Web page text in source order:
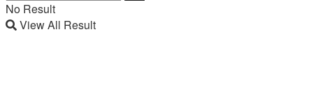
No Result
View All Result